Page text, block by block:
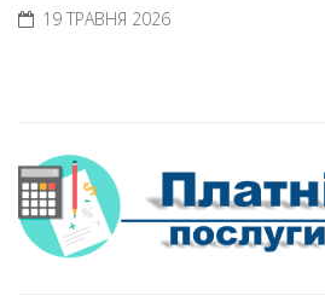
19 ТРАВНЯ 2026